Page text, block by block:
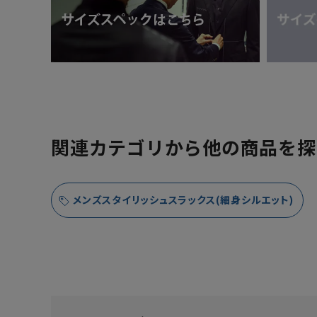
関連カテゴリから他の商品を
メンズスタイリッシュスラックス(細身シルエット)